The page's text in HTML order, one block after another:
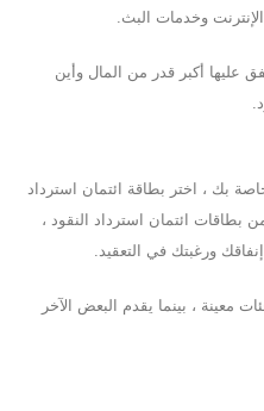
وخدمات البث.
عليها أكبر قدر من المال وأين
بك ، اختر بطاقة ائتمان استرداد
بطاقات ائتمان استرداد النقود ،
ورغبتك في التعقيد.
معينة ، بينما يقدم البعض الآخر